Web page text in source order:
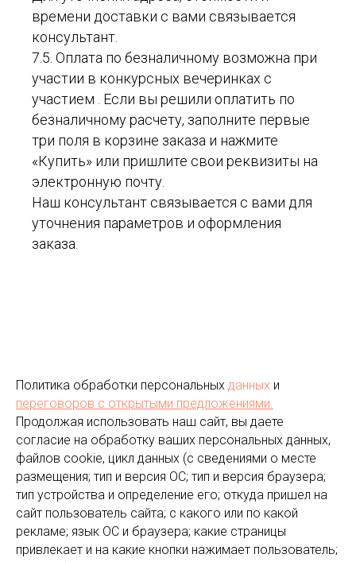
времени доставки с вами связывается
консультант.
7.5. Оплата по безналичному возможна при
участии в конкурсных вечеринках с
участием . Если вы решили оплатить по
безналичному расчету, заполните первые
три поля в корзине заказа и нажмите
«Купить» или пришлите свои реквизиты на
электронную почту.
Наш консультант связывается с вами для
уточнения параметров и оформления
заказа.
Политика обработки персональных данных и
переговоров с открытыми предложениями.
Продолжая использовать наш сайт, вы даете
согласие на обработку ваших персональных данных,
файлов cookie, цикл данных (с сведениями о месте
размещения; тип и версия ОС; тип и версия браузера;
тип устройства и определение его; откуда пришел на
сайт пользователь сайта; с какого или по какой
рекламе; язык ОС и браузера; какие страницы
привлекает и на какие кнопки нажимает пользователь;